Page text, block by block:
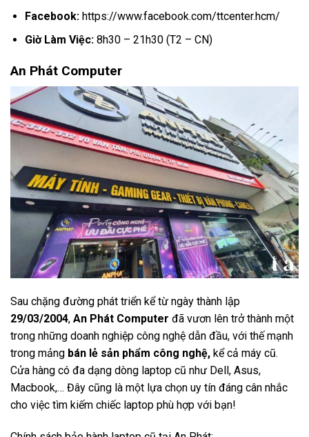
Facebook: https://www.facebook.com/ttcenter.hcm/
Giờ Làm Việc: 8h30 – 21h30 (T2 – CN)
An Phát Computer
Sau chặng đường phát triển kể từ ngày thành lập
29/03/2004, An Phát Computer đã vươn lên trở thành một
trong những doanh nghiệp công nghệ dẫn đầu, với thế mạnh
trong mảng bán lẻ sản phẩm công nghệ, kể cả máy cũ.
Cửa hàng có đa dạng dòng laptop cũ như Dell, Asus,
Macbook,… Đây cũng là một lựa chọn uy tín đáng cân nhắc
cho việc tìm kiếm chiếc laptop phù hợp với bạn!